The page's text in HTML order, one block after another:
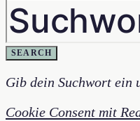
SEARCH
Gib dein Suchwort ein
Cookie Consent mit